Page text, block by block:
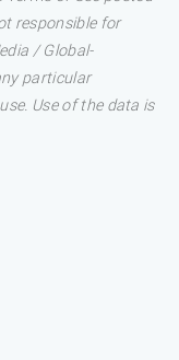
responsible for
/ Global-
particular
Use of the data is